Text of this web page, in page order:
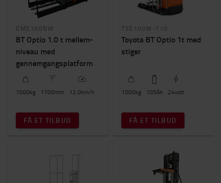
OME100NW
BT Optio 1.0 t mellem-
niveau med
gennemgangsplatform
1000kg 1700mm 12.0km/h
FÅ ET TILBUD
TSE100W-710
Toyota BT Optio 1t med
stiger
1000kg 105Ah 24volt
FÅ ET TILBUD